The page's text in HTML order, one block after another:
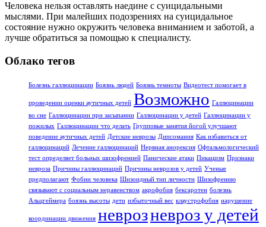
Человека нельзя оставлять наедине с суицидальными
мыслями. При малейших подозрениях на суицидальное
состояние нужно окружить человека вниманием и заботой, а
лучше обратиться за помощью к специалисту.
Облако тегов
Болезнь галлюцинации Боязнь людей Боязнь темноты Видеотест помогает в
проведении оценки аутичных детей Возможно Галлюцинации
во сне Галлюцинации при засыпании Галлюцинации у детей Галлюцинации у
пожилых Галлюцинации что делать Групповые занятия йогой улучшают
поведение аутичных детей Детские неврозы Дипсомания Как избавиться от
галлюцинаций Лечение галлюцинаций Нервная анорексия Офтальмологический
тест определяет больных шизофренией Панические атаки Пикацизм Признаки
невроза Причины галлюцинаций Причины неврозов у детей Ученые
предполагают Фобии человека Шизоидный тип личности Шизофрению
связывают с социальным неравенством акрофобия бексаротен болезнь
Альцгеймера боязнь высоты дети избыточный вес клаустрофобия нарушение
координации движения неврозневроз у детей